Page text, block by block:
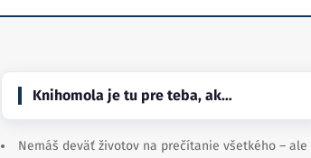
Knihomola je tu pre teba, ak…
Nemáš deväť životov na prečítanie všetkého – ale